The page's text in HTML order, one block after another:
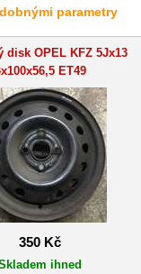
parametry
disk OPEL KFZ 5Jx13
ET49
350 Kč
ihned